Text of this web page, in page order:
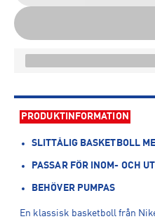
PRODUKTINFORMATION
SLITTÅLIG BASKETBOLL
PASSAR FÖR INOM- OCH
BEHÖVER PUMPAS
En klassisk basketboll från